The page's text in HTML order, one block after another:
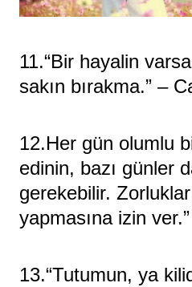
11.“Bir hayalin
sakın bırakma.” –
12.Her gün olumlu
edinin, bazı günler
gerekebilir.
yapmasına izin
13.“Tutumun, ya